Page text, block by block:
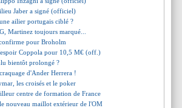
Jaber a signé (officiel)
ailier portugais ciblé ?
Martinez toujours marqué...
pour Broholm
Coppola pour 10,5 M€ (off.)
bientôt prolongé ?
d'Ander Herrera !
les croisés et le poker
centre de formation de France
nouveau maillot extérieur de l'OM